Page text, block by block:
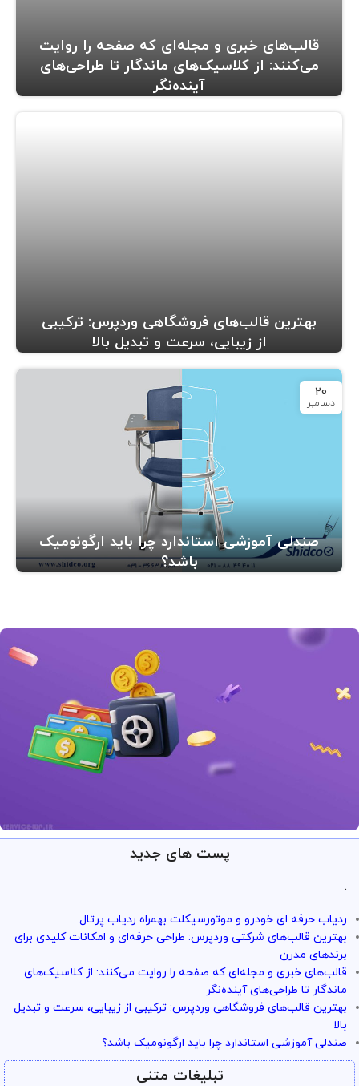
قالب‌های خبری و مجله‌ای که صفحه را روایت
می‌کنند: از کلاسیک‌های ماندگار تا طراحی‌های
آینده‌نگر
بهترین قالب‌های فروشگاهی وردپرس: ترکیبی
از زیبایی، سرعت و تبدیل بالا
20
دسامبر
صندلی آموزشی استاندارد چرا باید ارگونومیک
باشد؟
با خیال راحت میتونی از خدمات و سرویس ها استفاده کنی
پست های جدید
.
ردیاب حرفه ای خودرو و موتورسیکلت بهمراه ردیاب پرتال
بهترین قالب‌های شرکتی وردپرس: طراحی حرفه‌ای و امکانات کلیدی برای
برندهای مدرن
قالب‌های خبری و مجله‌ای که صفحه را روایت می‌کنند: از کلاسیک‌های
ماندگار تا طراحی‌های آینده‌نگر
بهترین قالب‌های فروشگاهی وردپرس: ترکیبی از زیبایی، سرعت و تبدیل
بالا
صندلی آموزشی استاندارد چرا باید ارگونومیک باشد؟
تبلیغات متنی